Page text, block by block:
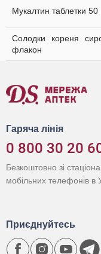
Мукалтин таблетки
Солодки кореня
флакон
Гаряча лінія
0 800 30 20
Безкоштовно зі
мобільних телефонів в
Приєднуйтесь